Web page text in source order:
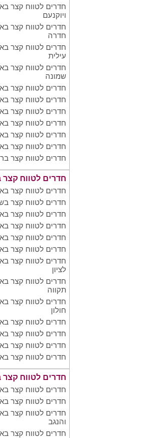
חדרים לטווח קצר
ויוקנעם
חדרים לטווח קצר
חדרה
חדרים לטווח קצר
עילית
חדרים לטווח קצר
שמונה
חדרים לטווח קצר
חדרים לטווח קצר
חדרים לטווח קצר
חדרים לטווח קצר
חדרים לטווח קצר
חדרים לטווח קצר
חדרים לטווח קצר
חדרים לטווח קצר
חדרים לטווח קצר
חדרים לטווח קצר
חדרים לטווח קצר
חדרים לטווח קצר
חדרים לטווח קצר
חדרים לטווח קצר
חדרים לטווח קצר
לציון
חדרים לטווח קצר
תקווה
חדרים לטווח קצר
חולון
חדרים לטווח קצר
חדרים לטווח קצר
חדרים לטווח קצר
חדרים לטווח קצר
חדרים לטווח קצר
חדרים לטווח קצר
חדרים לטווח קצר
חדרים לטווח קצר
והנגב
חדרים לטווח קצר